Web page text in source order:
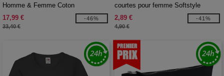
Homme & Femme Coton
17,99 €
33,40 €
-46%
courtes pour femme Softstyle
2,89 €
4,90 €
-41%